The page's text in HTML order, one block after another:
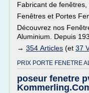
Fabricant de
Fenêtres et Portes
Découvrez nos
Aluminium. Depuis
→ 354 Articles (et 37
PRIX PORTE FENETRE
poseur fenetre